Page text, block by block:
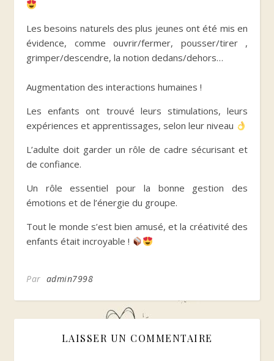
Les besoins naturels des plus jeunes ont été mis en
évidence, comme ouvrir/fermer, pousser/tirer ,
grimper/descendre, la notion dedans/dehors…
Augmentation des interactions humaines !
Les enfants ont trouvé leurs stimulations, leurs
expériences et apprentissages, selon leur niveau
L’adulte doit garder un rôle de cadre sécurisant et
de confiance.
Un rôle essentiel pour la bonne gestion des
émotions et de l’énergie du groupe.
Tout le monde s’est bien amusé, et la créativité des
enfants était incroyable !
Par admin7998
LAISSER UN COMMENTAIRE